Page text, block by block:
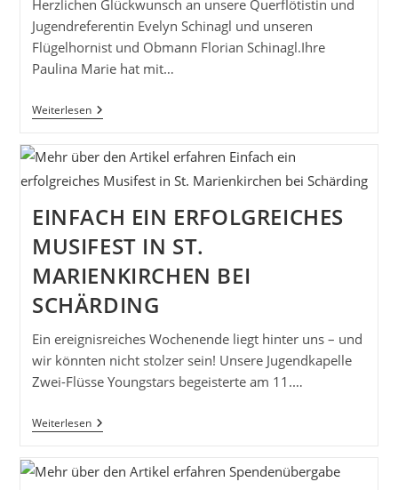
Herzlichen Glückwunsch an unsere Querflötistin und
Jugendreferentin Evelyn Schinagl und unseren
Flügelhornist und Obmann Florian Schinagl.Ihre
Paulina Marie hat mit…
WeiterlesenHURRA
–
MARIE
Ist
Da!
EINFACH EIN ERFOLGREICHES
MUSIFEST IN ST.
MARIENKIRCHEN BEI
SCHÄRDING
Ein ereignisreiches Wochenende liegt hinter uns – und
wir könnten nicht stolzer sein! Unsere Jugendkapelle
Zwei-Flüsse Youngstars begeisterte am 11.…
WeiterlesenEinfach
Ein
Musifest
In